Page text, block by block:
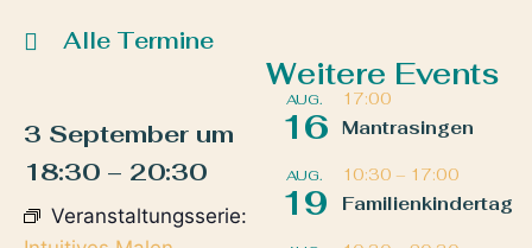
Alle Termine
3 September um
18:30 – 20:30
Veranstaltungsserie:
Weitere Events
AUG.
16
17:00
Mantrasingen
AUG.
19
10:30 – 17:00
Familienkindertag